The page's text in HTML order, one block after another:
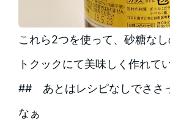
これら2つを使って、砂糖な
トクックにて美味しく作れて
## あとはレシピなしでささ
なぁ